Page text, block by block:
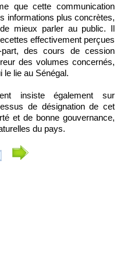
que cette communication
informations plus concrètes,
mieux parler au public. Il
effectivement perçues
des cours de cession
des volumes concernés,
le lie au Sénégal.
insiste également sur
de désignation de cet
et de bonne gouvernance,
du pays.